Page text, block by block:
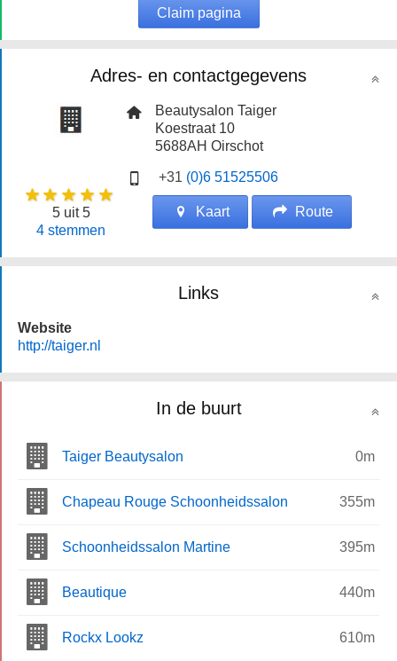
Claim pagina
Adres- en contactgegevens
Beautysalon Taiger
Koestraat 10
5688AHOirschot
+31 (0)6 51525506
5uit 5
4 stemmen
Kaart Route
Links
Website
http://taiger.nl
In de buurt
Taiger Beautysalon 0m
Chapeau Rouge Schoonheidssalon 355m
Schoonheidssalon Martine 395m
Beautique 440m
Rockx Lookz 610m